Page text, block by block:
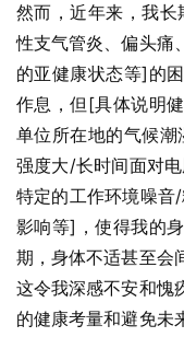
然而，近年来，我
性支气管炎、偏头痛
的亚健康状态等]的
作息，但[具体说明
单位所在地的气候
强度大/长时间面对
特定的工作环境噪音
影响等]，使得我的
期，身体不适甚至会
这令我深感不安和愧
的健康考量和避免未